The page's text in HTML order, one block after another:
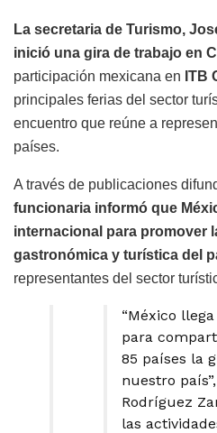
La secretaria de Turismo,
inició una gira de trabajo en
participación mexicana en ITB
principales ferias del sector
encuentro que reúne a
países.
A través de publicaciones
funcionaria informó que
internacional para promover
gastronómica y turística del
representantes del sector
“México
para
85 países la
nuestro
Rodríguez
las